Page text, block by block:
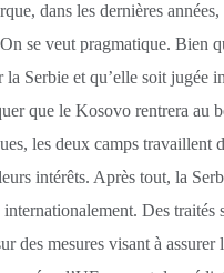
dans les dernières
se veut pragmatique. Bien
Serbie et qu’elle soit jugée
que le Kosovo rentrera au
les deux camps travaillent
intérêts. Après tout, la
Des
des mesures visant à